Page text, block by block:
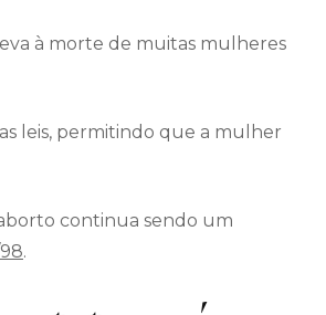
à morte de muitas mulheres
leis, permitindo que a mulher
continua sendo um
.